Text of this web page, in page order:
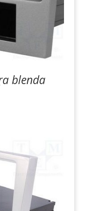
blenda